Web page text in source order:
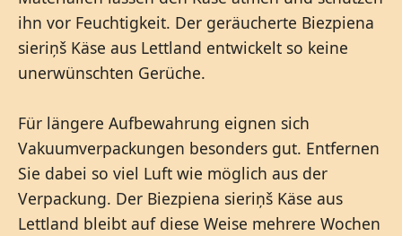
ihn vor Feuchtigkeit. Der geräucherte Biezpiena
sieriņš Käse aus Lettland entwickelt so keine
unerwünschten Gerüche.
Für längere Aufbewahrung eignen sich
Vakuumverpackungen besonders gut. Entfernen
Sie dabei so viel Luft wie möglich aus der
Verpackung. Der Biezpiena sieriņš Käse aus
Lettland bleibt auf diese Weise mehrere Wochen